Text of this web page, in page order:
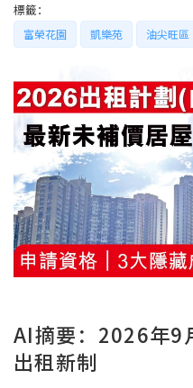
免費房貸轉介服務
私人貸款
優惠禮遇
新盤優越按揭優惠
中原按揭標籤優惠
按揭工具
按揭計算
標籤：
富榮花園 凱樂苑 油尖旺區
AI摘要：2026年9
出租新制